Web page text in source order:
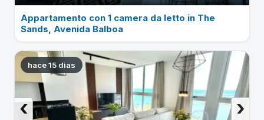
Appartamento con 1 camera da letto in The
Sands, Avenida Balboa
hace 15 dias
›
‹